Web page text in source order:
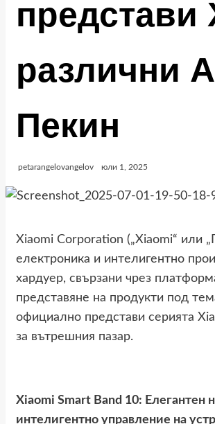
представи
различни
Пекин
petarangelovangelov юли 1, 2025
Xiaomi Corporation („Xiaomi“ или
електроника и интелигентно
хардуер, свързани чрез
представяне на продукти под
официално представи серията
за вътрешния пазар.
Xiaomi Smart Band 10: Елегантен
интелигентно управление на